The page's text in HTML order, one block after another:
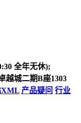
全年无休);
越城二期B座1303
XML 产品疑问 行业